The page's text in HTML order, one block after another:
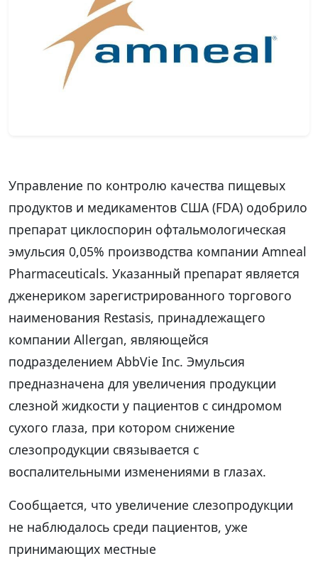
Управление по контролю качества пищевых
продуктов и медикаментов США (FDA) одобрило
препарат циклоспорин офтальмологическая
эмульсия 0,05% производства компании Amneal
Pharmaceuticals. Указанный препарат является
дженериком зарегистрированного торгового
наименования Restasis, принадлежащего
компании Allergan, являющейся
подразделением AbbVie Inc. Эмульсия
предназначена для увеличения продукции
слезной жидкости у пациентов с синдромом
сухого глаза, при котором снижение
слезопродукции связывается с
воспалительными изменениями в глазах.
Сообщается, что увеличение слезопродукции
не наблюдалось среди пациентов, уже
принимающих местные